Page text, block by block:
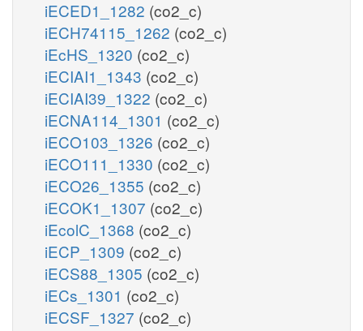
iECED1_1282 (co2_c)
iECH74115_1262 (co2_c)
iEcHS_1320 (co2_c)
iECIAI1_1343 (co2_c)
iECIAI39_1322 (co2_c)
iECNA114_1301 (co2_c)
iECO103_1326 (co2_c)
iECO111_1330 (co2_c)
iECO26_1355 (co2_c)
iECOK1_1307 (co2_c)
iEcolC_1368 (co2_c)
iECP_1309 (co2_c)
iECS88_1305 (co2_c)
iECs_1301 (co2_c)
iECSF_1327 (co2_c)